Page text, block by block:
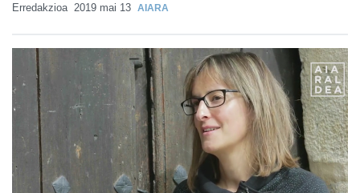
Erredakzioa 2019 mai 13 AIARA